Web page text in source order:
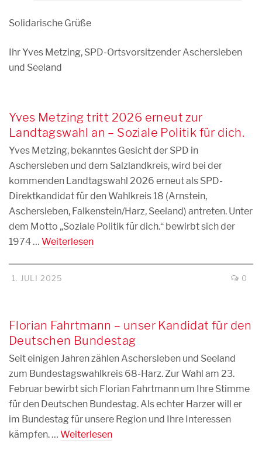
Solidarische Grüße
Ihr Yves Metzing, SPD-Ortsvorsitzender Aschersleben
und Seeland
Yves Metzing tritt 2026 erneut zur
Landtagswahl an – Soziale Politik für dich.
Yves Metzing, bekanntes Gesicht der SPD in
Aschersleben und dem Salzlandkreis, wird bei der
kommenden Landtagswahl 2026 erneut als SPD-
Direktkandidat für den Wahlkreis 18 (Arnstein,
Aschersleben, Falkenstein/Harz, Seeland) antreten. Unter
dem Motto „Soziale Politik für dich.“ bewirbt sich der
1974 … Weiterlesen
1. JULI 2025 0
Florian Fahrtmann – unser Kandidat für den
Deutschen Bundestag
Seit einigen Jahren zählen Aschersleben und Seeland
zum Bundestagswahlkreis 68-Harz. Zur Wahl am 23.
Februar bewirbt sich Florian Fahrtmann um Ihre Stimme
für den Deutschen Bundestag. Als echter Harzer will er
im Bundestag für unsere Region und Ihre Interessen
kämpfen. … Weiterlesen